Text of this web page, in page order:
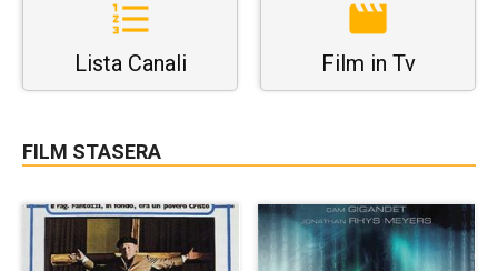
Lista Canali Film in Tv
FILM STASERA